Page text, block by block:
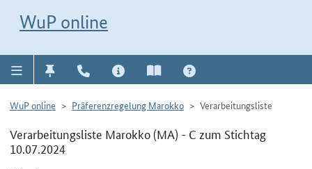
WuP online
WuP online Präferenzregelung Marokko Verarbeitungsliste
Verarbeitungsliste Marokko (MA) - C zum Stichtag
10.07.2024